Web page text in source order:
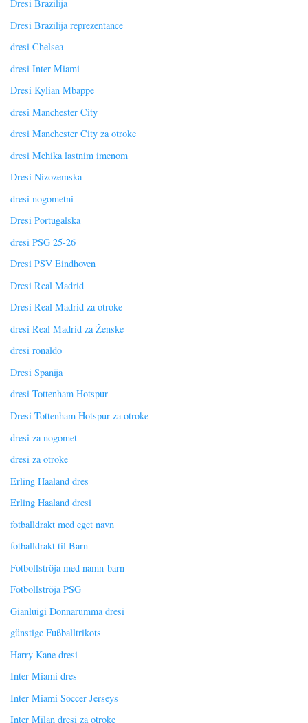
Dresi Brazilija
Dresi Brazilija reprezentance
dresi Chelsea
dresi Inter Miami
Dresi Kylian Mbappe
dresi Manchester City
dresi Manchester City za otroke
dresi Mehika lastnim imenom
Dresi Nizozemska
dresi nogometni
Dresi Portugalska
dresi PSG 25-26
Dresi PSV Eindhoven
Dresi Real Madrid
Dresi Real Madrid za otroke
dresi Real Madrid za Ženske
dresi ronaldo
Dresi Španija
dresi Tottenham Hotspur
Dresi Tottenham Hotspur za otroke
dresi za nogomet
dresi za otroke
Erling Haaland dres
Erling Haaland dresi
fotballdrakt med eget navn
fotballdrakt til Barn
Fotbollströja med namn barn
Fotbollströja PSG
Gianluigi Donnarumma dresi
günstige Fußballtrikots
Harry Kane dresi
Inter Miami dres
Inter Miami Soccer Jerseys
Inter Milan dresi za otroke